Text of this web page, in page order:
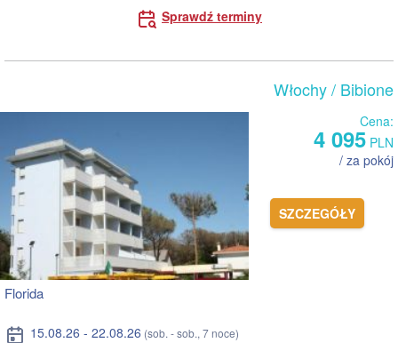
Sprawdź terminy
Włochy/ Bibione
Cena:
4 095 PLN
/ za pokój
SZCZEGÓŁY
Florida
15.08.26 - 22.08.26 (sob. - sob., 7 noce)